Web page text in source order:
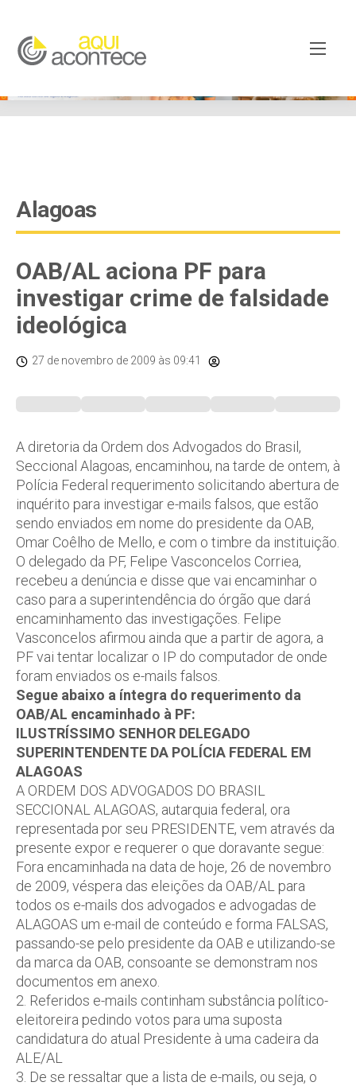
googleb82de9a22cec23e8.html
Alagoas
OAB/AL aciona PF para
investigar crime de falsidade
ideológica
27 de novembro de 2009 às 09:41
A diretoria da Ordem dos Advogados do Brasil,
Seccional Alagoas, encaminhou, na tarde de ontem, à
Polícia Federal requerimento solicitando abertura de
inquérito para investigar e-mails falsos, que estão
sendo enviados em nome do presidente da OAB,
Omar Coêlho de Mello, e com o timbre da instituição.
O delegado da PF, Felipe Vasconcelos Corriea,
recebeu a denúncia e disse que vai encaminhar o
caso para a superintendência do órgão que dará
encaminhamento das investigações. Felipe
Vasconcelos afirmou ainda que a partir de agora, a
PF vai tentar localizar o IP do computador de onde
foram enviados os e-mails falsos.
Segue abaixo a íntegra do requerimento da
OAB/AL encaminhado à PF:
ILUSTRÍSSIMO SENHOR DELEGADO
SUPERINTENDENTE DA POLÍCIA FEDERAL EM
ALAGOAS
A ORDEM DOS ADVOGADOS DO BRASIL
SECCIONAL ALAGOAS, autarquia federal, ora
representada por seu PRESIDENTE, vem através da
presente expor e requerer o que doravante segue:
Fora encaminhada na data de hoje, 26 de novembro
de 2009, véspera das eleições da OAB/AL para
todos os e-mails dos advogados e advogadas de
ALAGOAS um e-mail de conteúdo e forma FALSAS,
passando-se pelo presidente da OAB e utilizando-se
da marca da OAB, consoante se demonstram nos
documentos em anexo.
2. Referidos e-mails continham substância político-
eleitoreira pedindo votos para uma suposta
candidatura do atual Presidente à uma cadeira da
ALE/AL
3. De se ressaltar que a lista de e-mails, ou seja, o